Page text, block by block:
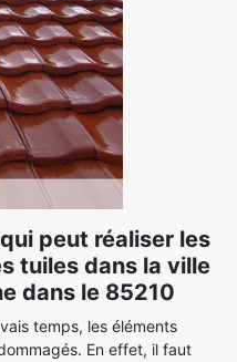
peut réaliser les
tuiles dans la ville
dans le 85210
temps, les éléments
En effet, il faut